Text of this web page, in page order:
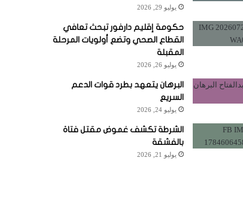
يوليو 29, 2026
حكومة إقليم دارفور تبحث تعافي
القطاع الصحي وتضع أولويات المرحلة
المقبلة
يوليو 26, 2026
البرهان يتعهد بطرد قوات الدعم
السريع
يوليو 24, 2026
الشرطة تكشف غموض مقتل فتاة
بالفشقة
يوليو 21, 2026